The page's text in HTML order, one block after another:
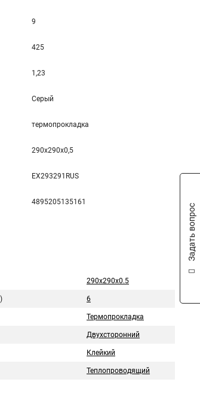
9
425
1,23
Серый
термопрокладка
290x290x0,5
EX293291RUS
4895205135161
290x290x0.5
6
Термопрокладка
Двухсторонний
Клейкий
Теплопроводящий
Задать вопрос